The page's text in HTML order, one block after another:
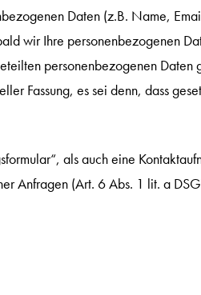
Daten (z.B. Name,
wir Ihre personenbezogenen
personenbezogenen Daten
Fassung, es sei denn, dass
als auch eine
Anfragen (Art. 6 Abs. 1 lit. a